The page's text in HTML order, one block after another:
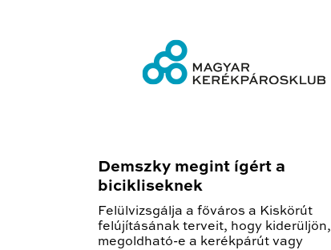
Demszky megint ígért a
bicikliseknek
Felülvizsgálja a főváros a Kiskörút
felújításának terveit, hogy kiderüljön,
megoldható-e a kerékpárút vagy